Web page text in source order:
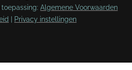
Algemene Voorwaarden
Privacy instellingen